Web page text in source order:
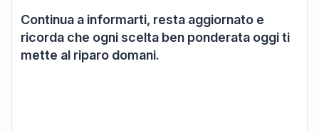
Continua a informarti, resta aggiornato e
ricorda che ogni scelta ben ponderata oggi ti
mette al riparo domani.